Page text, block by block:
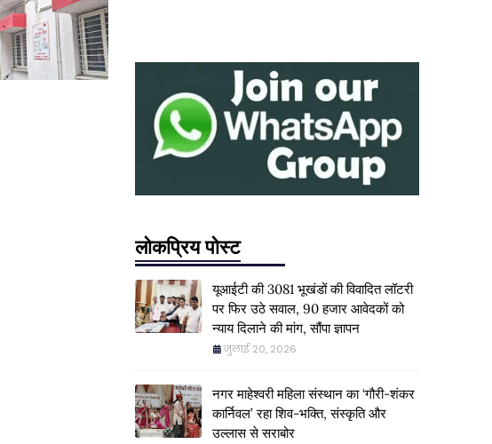
लोकप्रिय पोस्ट
यूआईटी की 3081 भूखंडों की विवादित लॉटरी
पर फिर उठे सवाल, 90 हजार आवेदकों को
न्याय दिलाने की मांग, सौंपा ज्ञापन
जुलाई 20, 2026
नगर माहेश्वरी महिला संस्थान का ‘गौरी-शंकर
कार्निवल’ रहा शिव-भक्ति, संस्कृति और
उल्लास से सराबोर